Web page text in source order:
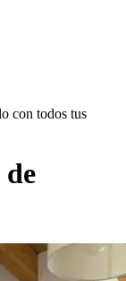
con todos tus